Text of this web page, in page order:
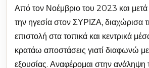
Από τον Νοέμβριο του 2023 και μετά
την ηγεσία στον ΣΥΡΙΖΑ, διαχώρισα
επιστολή στα τοπικά και κεντρικά
κρατάω αποστάσεις γιατί διαφωνώ
εξουσίας. Αναφέρομαι στην ανάληψη